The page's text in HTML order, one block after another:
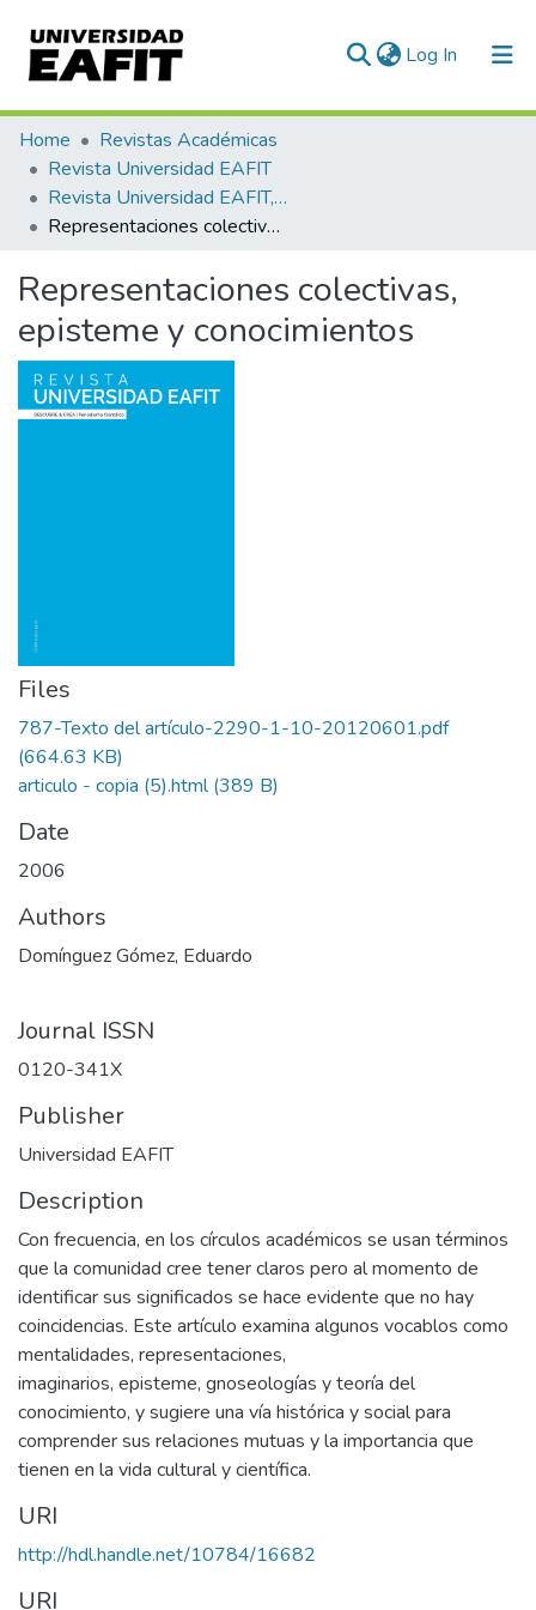
Log In (current)
Statistics
Home
Revistas Académicas
Revista Universidad EAFIT
Revista Universidad EAFIT, Vol. 42, Núm. 144 (2006)
Representaciones colectivas, episteme y conocimientos
Representaciones colectivas,
episteme y conocimientos
Files
787-Texto del artículo-2290-1-10-20120601.pdf
(664.63 KB)
articulo - copia (5).html(389 B)
Date
2006
Authors
Domínguez Gómez, Eduardo
Journal ISSN
0120-341X
Publisher
Universidad EAFIT
Description
Con frecuencia, en los círculos académicos se usan términos
que la comunidad cree tener claros pero al momento de
identificar sus significados se hace evidente que no hay
coincidencias. Este artículo examina algunos vocablos como
mentalidades, representaciones,
imaginarios, episteme, gnoseologías y teoría del
conocimiento, y sugiere una vía histórica y social para
comprender sus relaciones mutuas y la importancia que
tienen en la vida cultural y científica.
URI
http://hdl.handle.net/10784/16682
URI